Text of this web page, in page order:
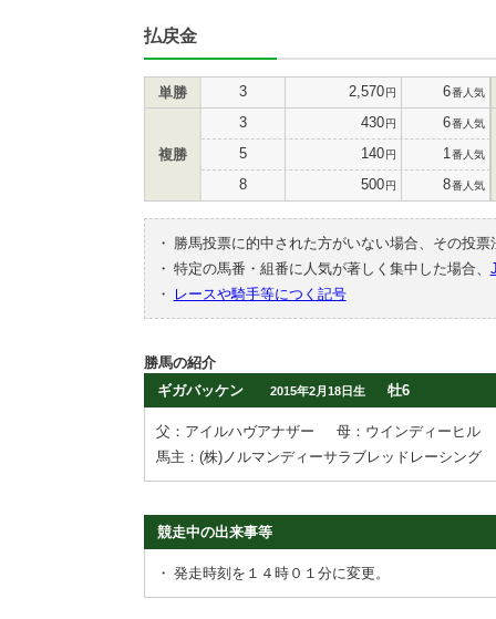
払戻金
単勝 3 2,570円 6番人気
複勝
3 430円 6番人気
5 140円 1 番人気
8 500円 8番人気
・
勝馬投票に的中された方がいない場合、その投
・ 特定の馬番・組番に人気が著しく集中した場合、
・
レースや騎手等につく記号
勝馬の紹介
ギガバッケン
2015年2月18日生 牡6
父：アイルハヴアナザー
母：ウインディーヒル
馬主：(株)ノルマンディーサラブレッドレーシング
競走中の出来事等
・ 発走時刻を１４時０１分に変更。